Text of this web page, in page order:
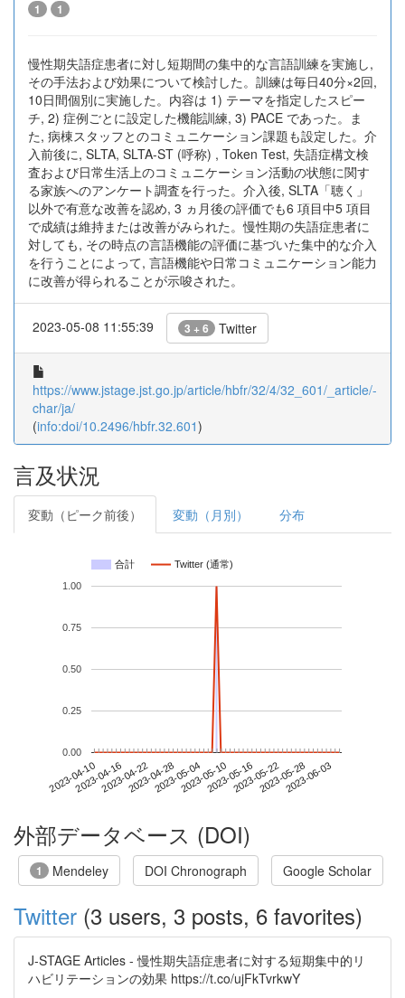
1 1
慢性期失語症患者に対し短期間の集中的な言語訓練を実施し,
その手法および効果について検討した。訓練は毎日40分×2回,
10日間個別に実施した。内容は 1) テーマを指定したスピー
チ, 2) 症例ごとに設定した機能訓練, 3) PACE であった。ま
た, 病棟スタッフとのコミュニケーション課題も設定した。介
入前後に, SLTA, SLTA-ST (呼称) , Token Test, 失語症構文検
査および日常生活上のコミュニケーション活動の状態に関す
る家族へのアンケート調査を行った。介入後, SLTA「聴く」
以外で有意な改善を認め, 3 ヵ月後の評価でも6 項目中5 項目
で成績は維持または改善がみられた。慢性期の失語症患者に
対しても, その時点の言語機能の評価に基づいた集中的な介入
を行うことによって, 言語機能や日常コミュニケーション能力
に改善が得られることが示唆された。
2023-05-08 11:55:39 3 + 6 Twitter
https://www.jstage.jst.go.jp/article/hbfr/32/4/32_601/_article/-
char/ja/
(info:doi/10.2496/hbfr.32.601)
言及状況
変動（ピーク前後） 変動（月別） 分布
合計 Twitter (通常)
2023-04-102023-04-162023-04-222023-04-282023-05-042023-05-102023-05-162023-05-222023-05-282023-06-03
0.00
0.25
0.50
0.75
1.00
外部データベース (DOI)
1 Mendeley DOI Chronograph Google Scholar
Twitter (3 users, 3 posts, 6 favorites)
J-STAGE Articles - 慢性期失語症患者に対する短期集中的リ
ハビリテーションの効果 https://t.co/ujFkTvrkwY